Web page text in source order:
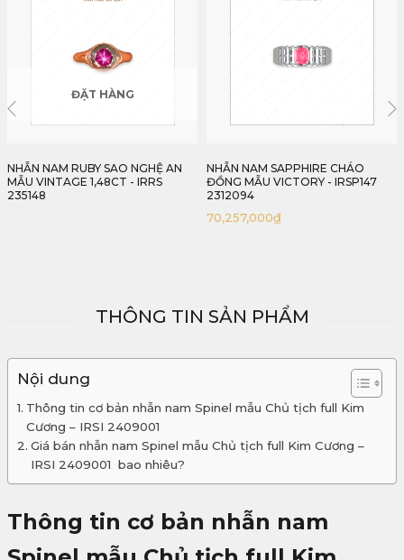
NHẪN NAM SAPPHIRE CHÁO
ĐỒNG MẪU VICTORY - IRSP147
2312094
NHẪN NAM SAPPHIRE XANH LAM
VINTAGE - IRSP 2306273
55,000,000
THÔNG TIN SẢN PHẨM
Nội dung
Thông tin cơ bản nhẫn nam Spinel mẫu Chủ tịch full Kim
Cương – IRSI 2409001
Giá bán nhẫn nam Spinel mẫu Chủ tịch full Kim Cương –
IRSI 2409001 bao nhiêu?
Thông tin cơ bản nhẫn nam